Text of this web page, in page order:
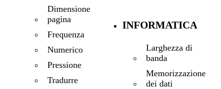
Dimensione
pagina
Frequenza
Numerico
Pressione
Tradurre
INFORMATICA
Larghezza di
banda
Memorizzazione
dei dati